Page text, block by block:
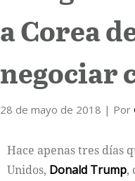
Internacional
Cultura
a Corea
negociar
28 de mayo de 2018 | Por
Hace apenas tres días
Unidos, Donald Trump,